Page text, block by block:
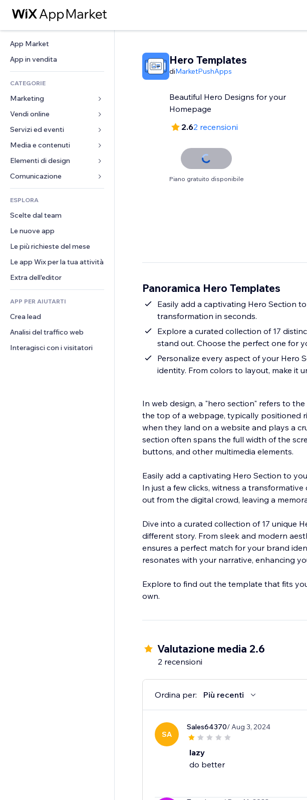
App Market
App in vendita
CATEGORIE
Marketing
Inserzioni
Mobile
Dati analitici
Inserzioni sito
Email
Vendi online
App per Stores
Spedizione e consegna
Tasti Vendi
Amministrazione
Buoni e programmi fedeltà
Servizi ed eventi
Hotel
Eventi
Ristoranti
Immobiliare
Prenotazioni
Media e contenuti
Galleria
Musica
Podcast
Fotografia
Video
PDF
Condivisione file
Elementi di design
Mappe e navigazione
Privacy e sicurezza
Orologio
Template per pagine
Effetti immagine
Tasti e menu
Banner e badge
Calcolatrici
Cerca
Meteo
Grafici e tabelle
Moduli
Sondaggi
Chat
Commenti
Telefono
Community
Recensioni e testimonial
CRM
ESPLORA
Scelte dal team
Le nuove app
Le più richieste del mese
Le app Wix per la tua attività
Extra dell'editor
APP PER AIUTARTI
Crea lead
Analisi del traffico web
Interagisci con i visitatori
Hero Templates
diMarketPushApps
Beautiful Hero Designs for your
Homepage
2.62 recensioni
Piano gratuito disponibile
Panoramica Hero Templates
Easily add a captivating Hero Section
transformation in seconds.
Explore a curated collection of 17
stand out. Choose the perfect one for
Personalize every aspect of your Hero
identity. From colors to layout, make it
In web design, a "hero section" refers to
the top of a webpage, typically positioned
when they land on a website and plays a
section often spans the full width of the
buttons, and other multimedia elements.
Easily add a captivating Hero Section to
In just a few clicks, witness a
out from the digital crowd, leaving a
Dive into a curated collection of 17 unique
different story. From sleek and modern
ensures a perfect match for your brand
resonates with your narrative, enhancing
Explore to find out the template that fits
Valutazione media 2.6
2 recensioni
Ordina per: Più recenti
SA
Sales64370/ Aug 3, 2024
lazy
do better